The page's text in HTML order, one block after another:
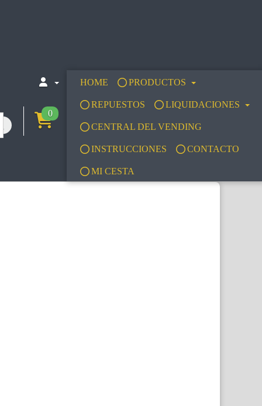
0
HOME PRODUCTOS
REPUESTOS LIQUIDACIONES
CENTRAL DEL VENDING
INSTRUCCIONES CONTACTO
MI CESTA